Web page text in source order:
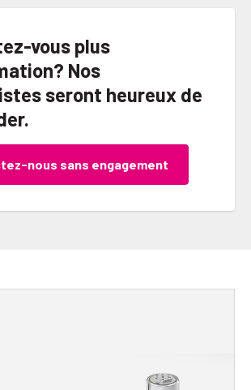
vous plus
Nos
seront heureux de
nous sans engagement